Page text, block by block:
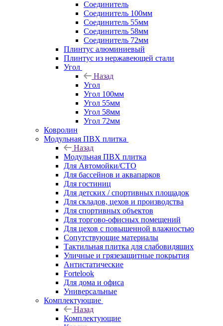
Соединитель
Соединитель 100мм
Соединитель 55мм
Соединитель 58мм
Соединитель 72мм
Плинтус алюминиевый
Плинтус из нержавеющей стали
Угол
Назад
Угол
Угол 100мм
Угол 55мм
Угол 58мм
Угол 72мм
Ковролин
Модульная ПВХ плитка
Назад
Модульная ПВХ плитка
Для Автомойки/СТО
Для бассейнов и аквапарков
Для гостиниц
Для детских / спортивных площадок
Для складов, цехов и производства
Для спортивных объектов
Для торгово-офисных помещений
Для цехов с повышенной влажностью
Сопутствующие материалы
Тактильная плитка для слабовидящих
Уличные и грязезащитные покрытия
Антистатические
Fortelook
Для дома и офиса
Универсальные
Комплектующие
Назад
Комплектующие